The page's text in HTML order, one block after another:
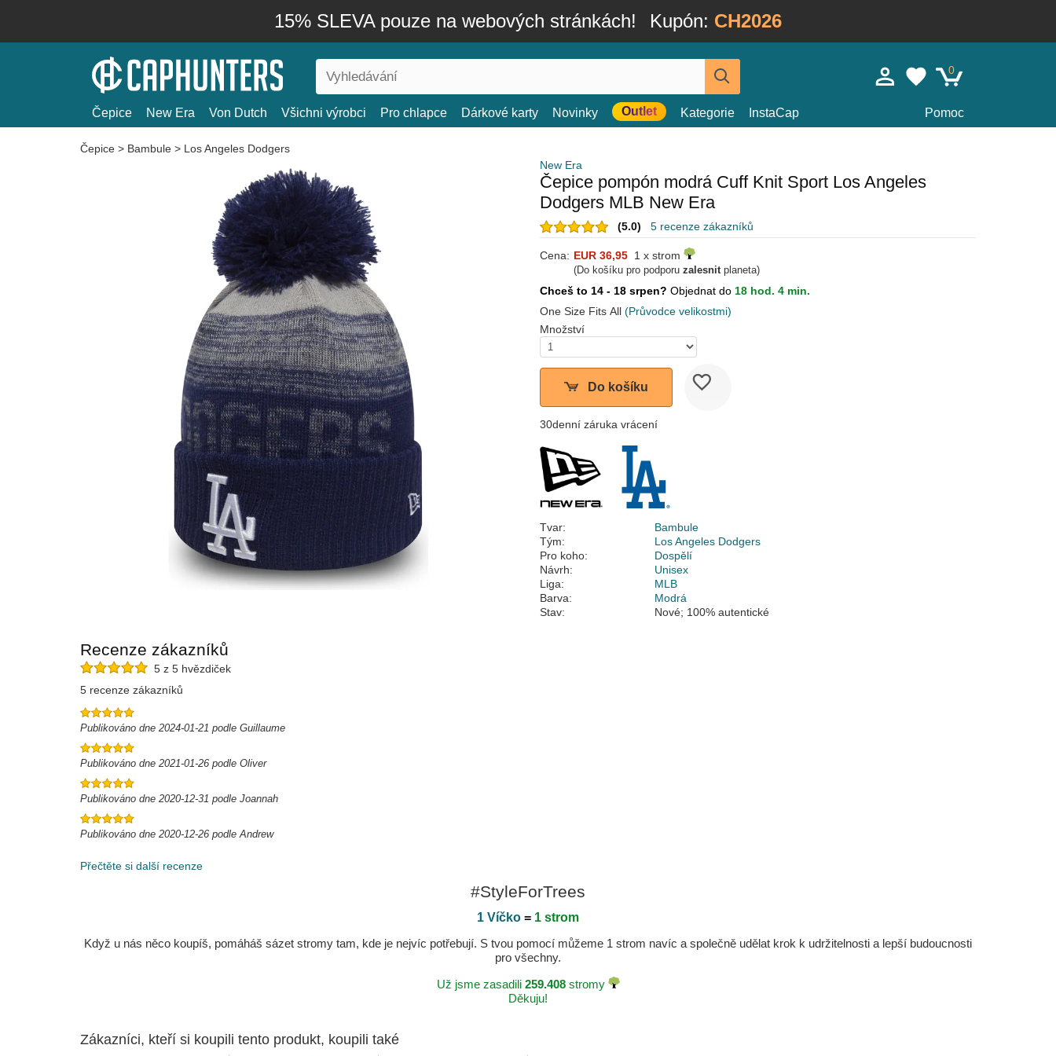
15% SLEVA pouze na webových stránkách! Kupón: CH2026
0
Čepice New Era Von Dutch Všichni výrobci Pro chlapce Dárkové karty Novinky Outlet Kategorie InstaCap Pomoc
Čepice > Bambule > Los Angeles Dodgers
New Era
Čepice pompón modrá Cuff Knit Sport Los Angeles
Dodgers MLB New Era
(5.0) 5 recenze zákazníků
Cena: EUR 36,95 1 x strom
(Do košíku pro podporu zalesnitplaneta)
Chceš to 14 - 18 srpen? Objednat do 18 hod. 4 min.
One Size Fits All (Průvodce velikostmi)
Množství
Do košíku
30denní záruka vrácení
Tvar:
Bambule
Tým:
Los Angeles Dodgers
Pro koho:
Dospělí
Návrh:
Unisex
Liga:
MLB
Barva:
Modrá
Stav:
Nové; 100% autentické
Recenze zákazníků
5 z 5 hvězdiček
5 recenze zákazníků
Publikováno dne 2024-01-21 podle Guillaume
Publikováno dne 2021-01-26 podle Oliver
Publikováno dne 2020-12-31 podle Joannah
Publikováno dne 2020-12-26 podle Andrew
Přečtěte si další recenze
#StyleForTrees
1 Víčko = 1 strom
Když u nás něco koupíš, pomáháš sázet stromy tam, kde je nejvíc potřebují. S tvou pomocí můžeme 1 strom navíc a společně udělat krok k udržitelnosti a lepší budoucnosti
pro všechny.
Už jsme zasadili 259.408stromy
Děkuju!
Zákazníci, kteří si koupili tento produkt, koupili také